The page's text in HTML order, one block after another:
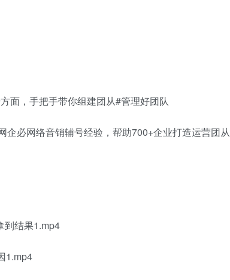
面，手把手带你组建团从#管理好团队
必网络音销辅号经验，帮助700+企业打造运营团从
到结果1.mp4
1.mp4